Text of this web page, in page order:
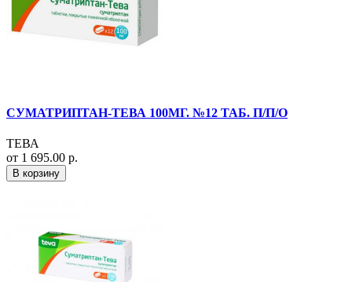
СУМАТРИПТАН-ТЕВА 100МГ. №12 ТАБ. П/П/О
ТЕВА
от 1 695.00 р.
В корзину